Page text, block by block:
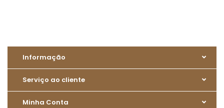
Informação
Serviço ao cliente
Minha Conta